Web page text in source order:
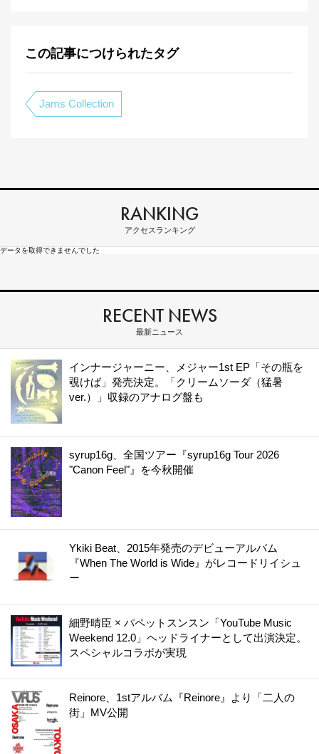
この記事につけられたタグ
Jams Collection
RANKING
アクセスランキング
データを取得できませんでした
RECENT NEWS
最新ニュース
インナージャーニー、メジャー1st EP「その瓶を
覗けば」発売決定。「クリームソーダ（猛暑
ver.）」収録のアナログ盤も
syrup16g、全国ツアー『syrup16g Tour 2026
"Canon Feel"』を今秋開催
Ykiki Beat、2015年発売のデビューアルバム
『When The World is Wide』がレコードリイシュ
ー
細野晴臣 × パペットスンスン「YouTube Music
Weekend 12.0」ヘッドライナーとして出演決定。
スペシャルコラボが実現
Reinore、1stアルバム『Reinore』より「二人の
街」MV公開